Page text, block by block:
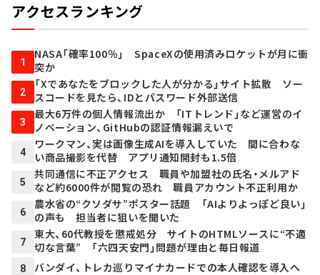
アクセスランキング
1
NASA「確率100％」 SpaceXの使用済みロケットが月に衝
突か
2
「Xであなたをブロックした人が分かる」サイト拡散 ソー
スコードを見たら、IDとパスワード外部送信
3
最大6万件の個人情報流出か 「ITトレンド」など運営のイ
ノベーション、GitHubの認証情報漏えいで
4
ワークマン、実は画像生成AIを導入していた 間に合わな
い商品撮影を代替 アプリ通知開封も1.5倍
5
共同通信に不正アクセス 職員や加盟社の氏名・メルアド
など約6000件が閲覧の恐れ 職員アカウント不正利用か
6
農水省の“クソダサ”ポスター話題 「AIよりよっぽど良い」
の声も 担当者に狙いを聞いた
7
東大、60代教授を懲戒処分 サイトのHTMLソースに“不適
切な言葉” 「六四天安門」問題が理由と毎日報道
8 バンダイ、トレカ巡りマイナカードでの本人確認を導入へ